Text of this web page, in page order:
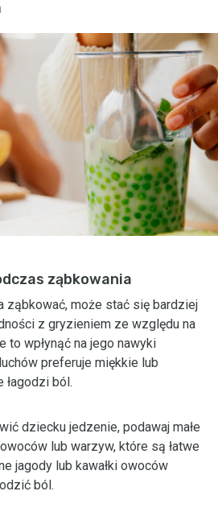
ząbkowania
ząbkować, może stać się bardziej
z gryzieniem ze względu na
to wpłynąć na jego nawyki
preferuje miękkie lub
łagodzi ból.
dziecku jedzenie, podawaj małe
lub warzyw, które są łatwe
jagody lub kawałki owoców
ból.